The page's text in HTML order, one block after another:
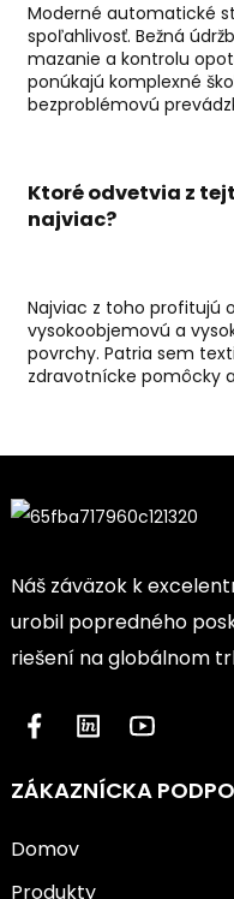
Moderné automatické
spoľahlivosť. Bežná
mazanie a kontrolu
ponúkajú komplexné
bezproblémovú
Ktoré odvetvia z
najviac?
Najviac z toho profitujú
vysokoobjemovú a
povrchy. Patria sem
zdravotnícke pomôcky
Náš záväzok k
urobil popredného
riešení na globálnom
ZÁKAZNÍCKA
Domov
Produkty